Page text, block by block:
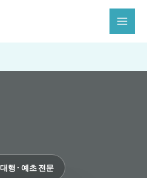
행 · 예초 전문